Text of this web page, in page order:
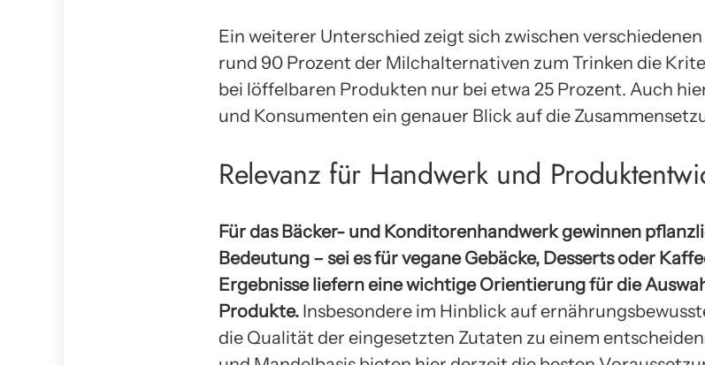
Ein weiterer Unterschied zeigt sich zwischen
rund 90 Prozent der Milchalternativen zum Trinken die
bei löffelbaren Produkten nur bei etwa 25 Prozent. Auch
und Konsumenten ein genauer Blick auf die
Relevanz für Handwerk und
Für das Bäcker- und Konditorenhandwerk gewinnen
Bedeutung – sei es für vegane Gebäcke, Desserts oder
Ergebnisse liefern eine wichtige Orientierung für die
Produkte. Insbesondere im Hinblick auf
die Qualität der eingesetzten Zutaten zu einem